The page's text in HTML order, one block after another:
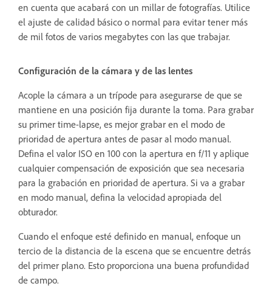
en cuenta que acabará con un millar de fotografías. Utilice
el ajuste de calidad básico o normal para evitar tener más
de mil fotos de varios megabytes con las que trabajar.
Configuración de la cámara y de las lentes
Acople la cámara a un trípode para asegurarse de que se
mantiene en una posición fija durante la toma. Para grabar
su primer time-lapse, es mejor grabar en el modo de
prioridad de apertura antes de pasar al modo manual.
Defina el valor ISO en 100 con la apertura en f/11 y aplique
cualquier compensación de exposición que sea necesaria
para la grabación en prioridad de apertura. Si va a grabar
en modo manual, defina la velocidad apropiada del
obturador.
Cuando el enfoque esté definido en manual, enfoque un
tercio de la distancia de la escena que se encuentre detrás
del primer plano. Esto proporciona una buena profundidad
de campo.